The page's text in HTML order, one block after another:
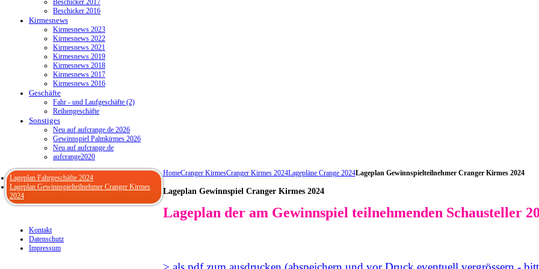
Beschicker 2017
Beschicker 2016
Kirmesnews
Kirmesnews 2023
Kirmesnews 2022
Kirmesnews 2021
Kirmesnews 2019
Kirmesnews 2018
Kirmesnews 2017
Kirmesnews 2016
Geschäfte
Fahr - und Laufgeschäfte (2)
Reihengeschäfte
Sonstiges
Neu auf aufcrange.de 2026
Gewinnspiel Palmkirmes 2026
Neu auf aufcrange.de
aufcrange2020
HomeCranger KirmesCranger Kirmes 2024Lagepläne Crange 2024Lageplan Gewinnspielteilnehmer Cranger Kirmes 2024
Lageplan Gewinnspiel Cranger Kirmes 2024
Lageplan der am Gewinnspiel teilnehmenden Schausteller
Lageplan Fahrgeschäfte 2024
Lageplan Gewinnspielteilnehmer Cranger Kirmes
2024
Kontakt
Datenschutz
Impressum